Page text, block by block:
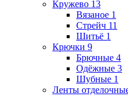
Кружево 13
Вязаное 1
Стрейч 11
Шитьё 1
Крючки 9
Брючные 4
Одёжные 3
Шубные 1
Ленты